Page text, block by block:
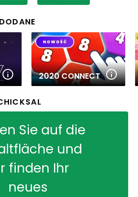
2020 CONNECT
Sie auf die
und
finden Ihr
neues